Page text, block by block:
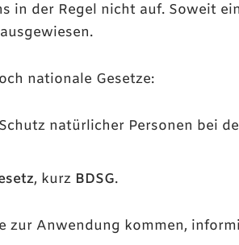
in der Regel nicht auf. Soweit
nationale Gesetze:
natürlicher Personen bei
, kurz BDSG.
zur Anwendung kommen,